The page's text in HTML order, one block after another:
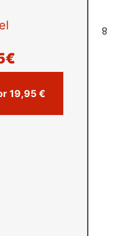
8
Comprar por 19,95 €